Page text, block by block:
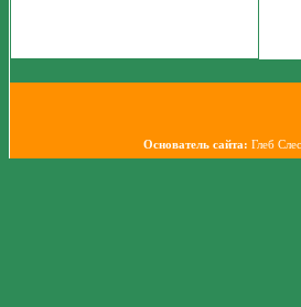
Основатель сайта: Глеб